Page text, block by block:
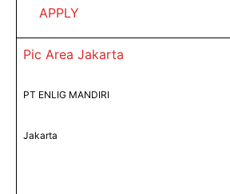
APPLY
Pic Area Jakarta
PT ENLIG MANDIRI
Jakarta